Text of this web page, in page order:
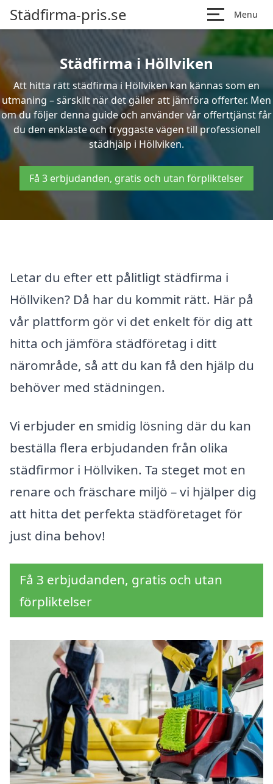
Städfirma-pris.se Menu
Städfirma i Höllviken
Att hitta rätt städfirma i Höllviken kan kännas som en
utmaning – särskilt när det gäller att jämföra offerter. Men
om du följer denna guide och använder vår offerttjänst får
du den enklaste och tryggaste vägen till professionell
städhjälp i Höllviken.
Få 3 erbjudanden, gratis och utan förpliktelser
Letar du efter ett pålitligt städfirma i
Höllviken? Då har du kommit rätt. Här på
vår plattform gör vi det enkelt för dig att
hitta och jämföra städföretag i ditt
närområde, så att du kan få den hjälp du
behöver med städningen.
Vi erbjuder en smidig lösning där du kan
beställa flera erbjudanden från olika
städfirmor i Höllviken. Ta steget mot en
renare och fräschare miljö – vi hjälper dig
att hitta det perfekta städföretaget för
just dina behov!
Få 3 erbjudanden, gratis och utan
förpliktelser